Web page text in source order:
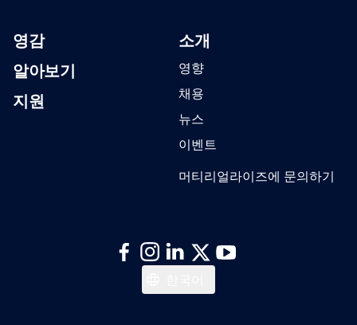
영감
알아보기
지원
소개
영향
채용
뉴스
이벤트
머티리얼라이즈에 문의하기